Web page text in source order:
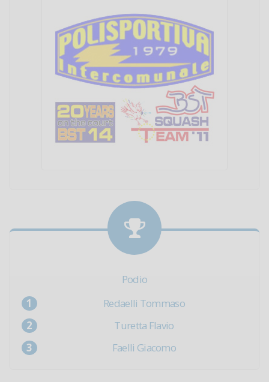
Podio
Redaelli Tommaso
Turetta Flavio
Faelli Giacomo